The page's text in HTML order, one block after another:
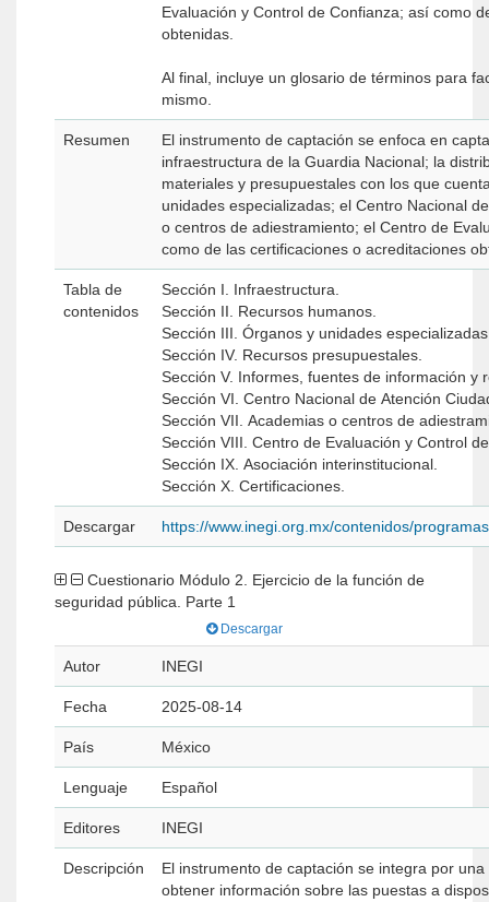
Evaluación y Control de Confianza; así como
obtenidas.
Al final, incluye un glosario de términos para
mismo.
Resumen
El instrumento de captación se enfoca en
infraestructura de la Guardia Nacional; la
materiales y presupuestales con los que
unidades especializadas; el Centro Nacional
o centros de adiestramiento; el Centro de
como de las certificaciones o acreditaciones
Tabla de
contenidos
Sección I. Infraestructura.
Sección II. Recursos humanos.
Sección III. Órganos y unidades
Sección IV. Recursos presupuestales.
Sección V. Informes, fuentes de información y
Sección VI. Centro Nacional de Atención
Sección VII. Academias o centros de
Sección VIII. Centro de Evaluación y Control
Sección IX. Asociación interinstitucional.
Sección X. Certificaciones.
Descargar https://www.inegi.org.mx/contenidos/
seguridad pública. Parte 1
Descargar
Autor INEGI
Fecha 2025-08-14
País México
Lenguaje Español
Editores INEGI
Descripción
El instrumento de captación se integra por
obtener información sobre las puestas a